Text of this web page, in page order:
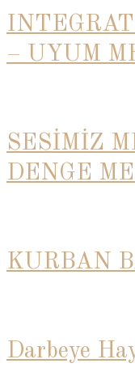
– UYUM
SESİMİZ
DENGE
KURBAN
Darbeye